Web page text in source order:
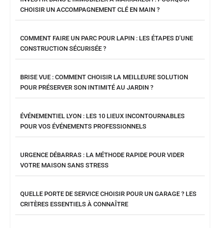
CHOISIR UN ACCOMPAGNEMENT CLÉ EN MAIN ?
COMMENT FAIRE UN PARC POUR LAPIN : LES ÉTAPES D’UNE
CONSTRUCTION SÉCURISÉE ?
BRISE VUE : COMMENT CHOISIR LA MEILLEURE SOLUTION
POUR PRÉSERVER SON INTIMITÉ AU JARDIN ?
ÉVÉNEMENTIEL LYON : LES 10 LIEUX INCONTOURNABLES
POUR VOS ÉVÉNEMENTS PROFESSIONNELS
URGENCE DÉBARRAS : LA MÉTHODE RAPIDE POUR VIDER
VOTRE MAISON SANS STRESS
QUELLE PORTE DE SERVICE CHOISIR POUR UN GARAGE ? LES
CRITÈRES ESSENTIELS À CONNAÎTRE